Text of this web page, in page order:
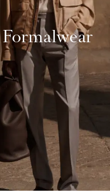
Formalwear